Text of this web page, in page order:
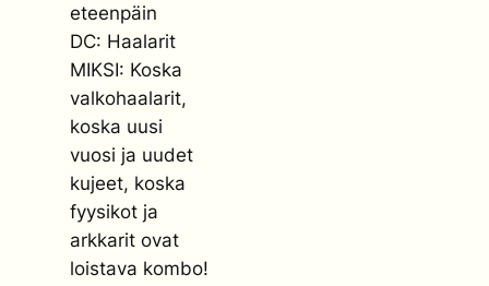
eteenpäin
DC: Haalarit
MIKSI: Koska
valkohaalarit,
koska uusi
vuosi ja uudet
kujeet, koska
fyysikot ja
arkkarit ovat
loistava kombo!